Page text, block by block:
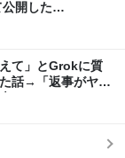
開した
て」とGrokに質
話→「返事がヤバ
も